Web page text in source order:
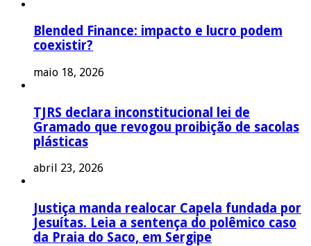
Blended Finance: impacto e lucro podem
coexistir?
maio 18, 2026
TJRS declara inconstitucional lei de
Gramado que revogou proibição de sacolas
plásticas
abril 23, 2026
Justiça manda realocar Capela fundada por
Jesuítas. Leia a sentença do polêmico caso
da Praia do Saco, em Sergipe